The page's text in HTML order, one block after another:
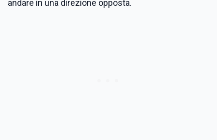
andare in una direzione opposta.